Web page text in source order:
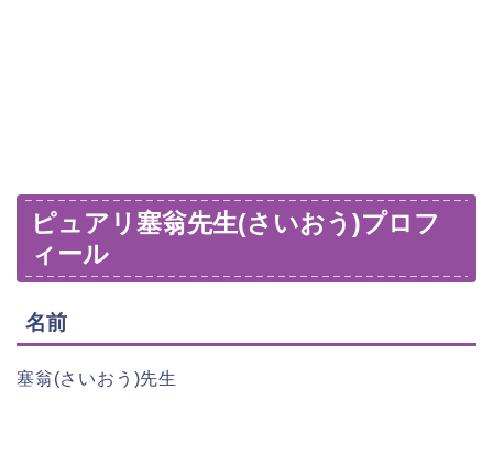
ピュアリ塞翁先生(さいおう)プロフ
ィール
名前
塞翁(さいおう)先生